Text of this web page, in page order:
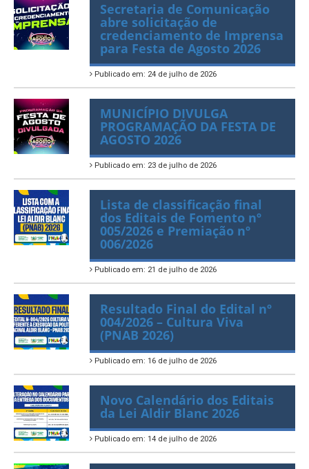
Secretaria de Comunicação
abre solicitação de
credenciamento de Imprensa
para Festa de Agosto 2026
Publicado em: 24 de julho de 2026
MUNICÍPIO DIVULGA
PROGRAMAÇÃO DA FESTA DE
AGOSTO 2026
Publicado em: 23 de julho de 2026
Lista de classificação final
dos Editais de Fomento nº
005/2026 e Premiação nº
006/2026
Publicado em: 21 de julho de 2026
Resultado Final do Edital nº
004/2026 – Cultura Viva
(PNAB 2026)
Publicado em: 16 de julho de 2026
Novo Calendário dos Editais
da Lei Aldir Blanc 2026
Publicado em: 14 de julho de 2026